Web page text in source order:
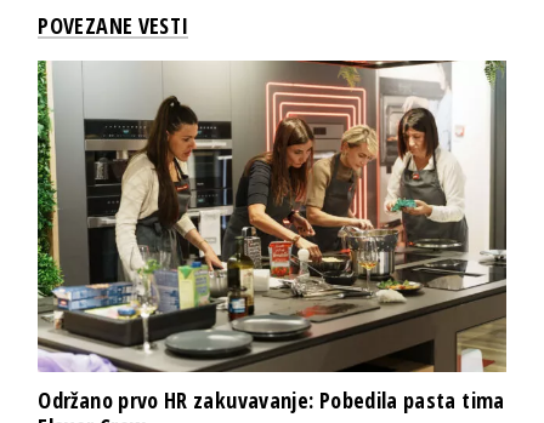
POVEZANE VESTI
Održano prvo HR zakuvavanje: Pobedila pasta tima